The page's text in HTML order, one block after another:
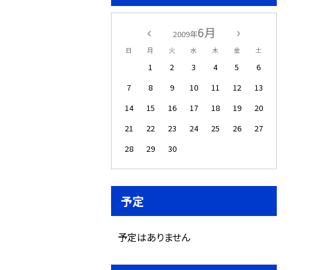
2009年6月
日 月 火 水 木 金 土
1 2 3 4 5
6
7
8 9 10 11 12
13
14
15 16 17 18 19
20
21
22 23 24 25 26
27
28
29 30
予定
予定はありません